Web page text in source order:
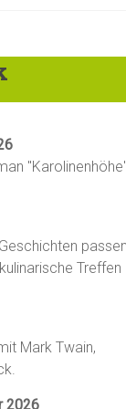
Treffen
Mark Twain,
2026